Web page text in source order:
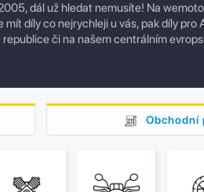
dál už hledat nemusíte! Na
díly co nejrychleji u vás, pak díly
či na našem centrálním
Obchodní